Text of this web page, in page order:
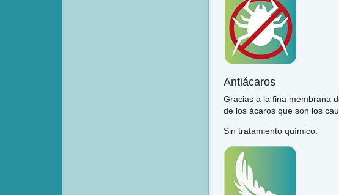
Antiácaros
Gracias a la fina membrana
de los ácaros que son los
Sin tratamiento químico.